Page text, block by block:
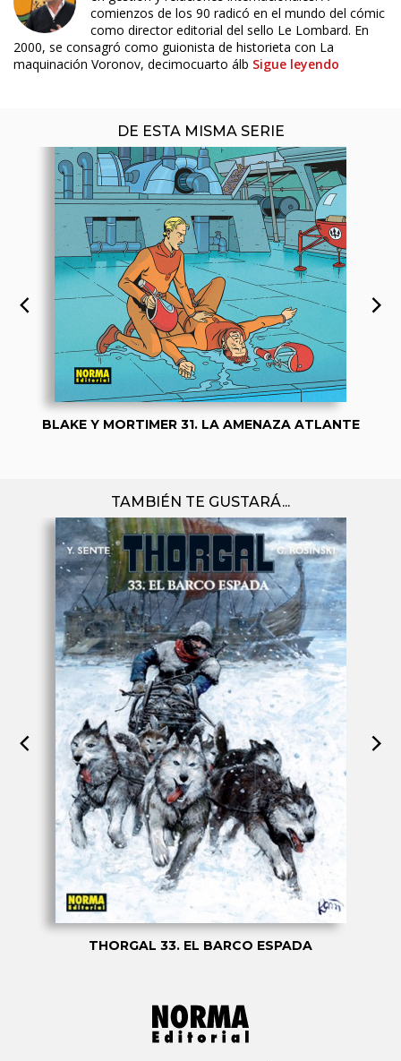
comienzos de los 90 radicó en el mundo del cómic
como director editorial del sello Le Lombard. En
2000, se consagró como guionista de historieta con La
maquinación Voronov, decimocuarto álb Sigue leyendo
DE ESTA MISMA SERIE
BLAKE Y MORTIMER 31. LA AMENAZA ATLANTE
TAMBIÉN TE GUSTARÁ...
THORGAL 33. EL BARCO ESPADA